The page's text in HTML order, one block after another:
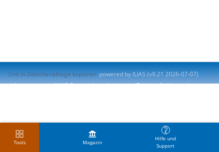
Tools Magazin
Hilfe und
Support
Link in Zwischenablage kopieren powered by ILIAS (v9.21 2026-07-07)
Impressum
ILIAS-Support kontaktieren
Barrierefreiheit